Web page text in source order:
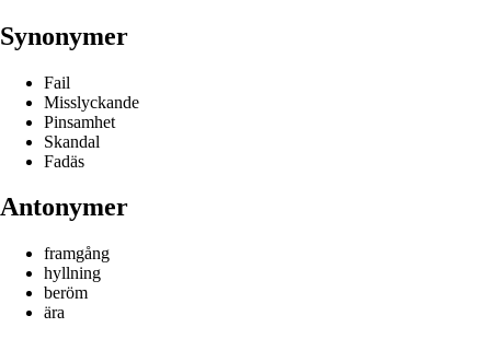
Synonymer
Fail
Misslyckande
Pinsamhet
Skandal
Fadäs
Antonymer
framgång
hyllning
beröm
ära